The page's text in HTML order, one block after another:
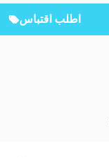
اطلب اقتباس